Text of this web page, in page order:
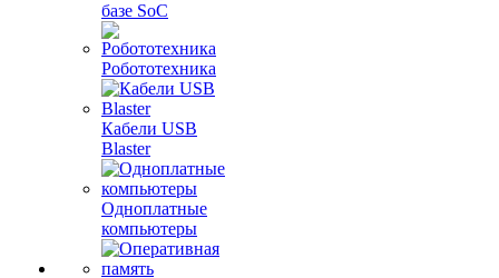
базе SoC
Робототехника
Кабели USB
Blaster
Одноплатные
компьютеры